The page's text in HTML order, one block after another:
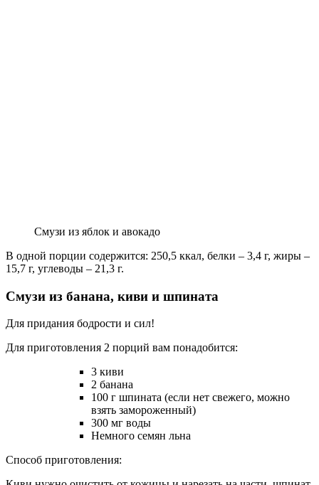
Смузи из яблок и авокадо
В одной порции содержится: 250,5 ккал, белки – 3,4 г, жиры –
15,7 г, углеводы – 21,3 г.
Смузи из банана, киви и шпината
Для придания бодрости и сил!
Для приготовления 2 порций вам понадобится:
3 киви
2 банана
100 г шпината (если нет свежего, можно
взять замороженный)
300 мг воды
Немного семян льна
Способ приготовления: